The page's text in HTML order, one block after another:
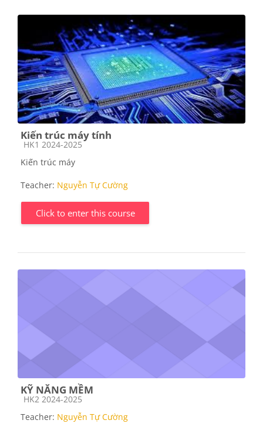
Kiến trúc máy tính
Course category
HK1 2024-2025
Kiến trúc máy
Teacher: Nguyễn Tự Cường
Click to enter this course
KỸ NĂNG MỀM
Course category
HK2 2024-2025
Teacher: Nguyễn Tự Cường